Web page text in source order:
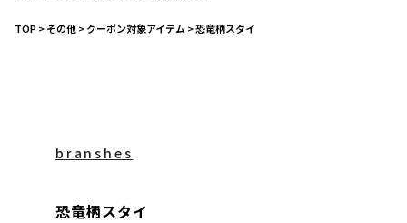
TOP>その他>クーポン対象アイテム >恐竜柄スタイ
branshes
恐竜柄スタイ